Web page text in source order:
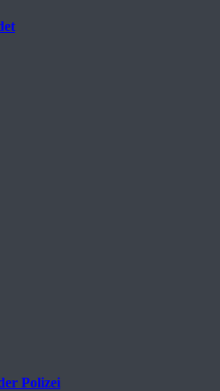
Polizei